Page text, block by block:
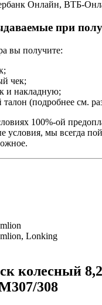
Онлайн, ВТБ-
при
вы получите:
чек;
и накладную;
(подробнее см.
100%-ой
условия, мы всегда
колесный
308